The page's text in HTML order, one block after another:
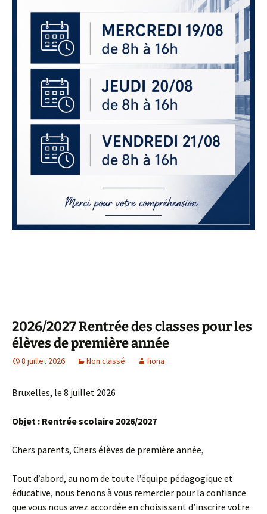
2026/2027 Rentrée des classes pour les
élèves de première année
8 juillet 2026 Non classé fiona
Bruxelles, le 8 juillet 2026
Objet : Rentrée scolaire 2026/2027
Chers parents, Chers élèves de première année,
Tout d’abord, au nom de toute l’équipe pédagogique et
éducative, nous tenons à vous remercier pour la confiance
que vous nous avez accordée en choisissant d’inscrire votre